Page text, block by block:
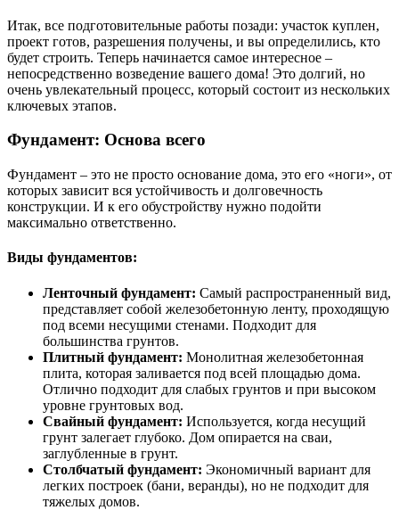
Итак, все подготовительные работы позади: участок куплен,
проект готов, разрешения получены, и вы определились, кто
будет строить. Теперь начинается самое интересное –
непосредственно возведение вашего дома! Это долгий, но
очень увлекательный процесс, который состоит из нескольких
ключевых этапов.
Фундамент: Основа всего
Фундамент – это не просто основание дома, это его «ноги», от
которых зависит вся устойчивость и долговечность
конструкции. И к его обустройству нужно подойти
максимально ответственно.
Виды фундаментов:
Ленточный фундамент: Самый распространенный вид,
представляет собой железобетонную ленту, проходящую
под всеми несущими стенами. Подходит для
большинства грунтов.
Плитный фундамент: Монолитная железобетонная
плита, которая заливается под всей площадью дома.
Отлично подходит для слабых грунтов и при высоком
уровне грунтовых вод.
Свайный фундамент: Используется, когда несущий
грунт залегает глубоко. Дом опирается на сваи,
заглубленные в грунт.
Столбчатый фундамент: Экономичный вариант для
легких построек (бани, веранды), но не подходит для
тяжелых домов.